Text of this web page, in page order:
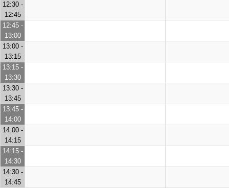
12:30 -
12:45
12:45 -
13:00
13:00 -
13:15
13:15 -
13:30
13:30 -
13:45
13:45 -
14:00
14:00 -
14:15
14:15 -
14:30
14:30 -
14:45